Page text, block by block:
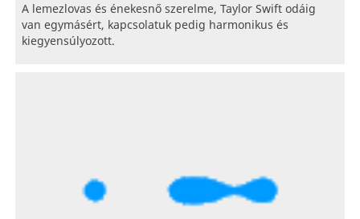
A lemezlovas és énekesnő szerelme, Taylor Swift odáig
van egymásért, kapcsolatuk pedig harmonikus és
kiegyensúlyozott.